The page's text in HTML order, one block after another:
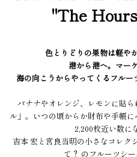
"The
色とりどりの果物は軽や
港から港へ。マー
海の向こうからやってくるフル
バナナやオレンジ、レモンに貼
ル」。いつの頃からか財布や手帳
2,200枚近い数に
吉本 宏と宮良当明の小さなコレク
て？ のフルーツシー